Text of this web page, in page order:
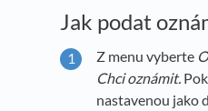
Jak podat
Z menu vyberte
Chci oznámit.
nastavenou jako